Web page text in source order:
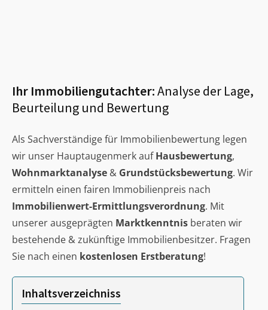
Ihr Immobiliengutachter:Analyse der Lage,
Beurteilung und Bewertung
Als Sachverständige für Immobilienbewertung legen
wir unser Hauptaugenmerk aufHausbewertung,
Wohnmarktanalyse & Grundstücksbewertung. Wir
ermitteln einen fairen Immobilienpreis nach
Immobilienwert-Ermittlungsverordnung. Mit
unserer ausgeprägten Marktkenntnis beraten wir
bestehende & zukünftige Immobilienbesitzer. Fragen
Sie nach einen kostenlosen Erstberatung!
Inhaltsverzeichniss